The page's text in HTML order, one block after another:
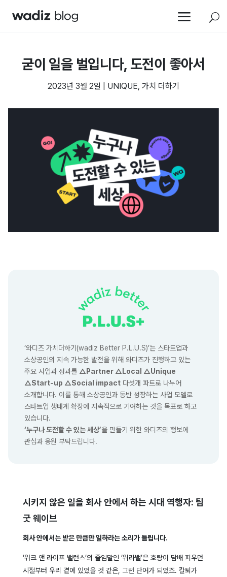
a U
굳이 일을 벌입니다, 도전이 좋아서
2023년 3월 2일 UNIQUE, 가치 더하기
‘와디즈 가치더하기(wadiz Better P.L.U.S)’는 스타트업과
소상공인의 지속 가능한 발전을 위해 와디즈가 진행하고 있는
주요 사업과 성과를 △Partner △Local △Unique
△Start-up △Social impact 다섯개 파트로 나누어
소개합니다. 이를 통해 소상공인과 동반 성장하는 사업 모델로
스타트업 생태계 확장에 지속적으로 기여하는 것을 목표로 하고
있습니다.
‘누구나 도전할 수 있는 세상’을 만들기 위한 와디즈의 행보에
관심과 응원 부탁드립니다.
시키지 않은 일을 회사 안에서 하는 시대 역행자: 팀
굿 웨이브
회사 안에서는 받은 만큼만 일하라는 소리가 들립니다.
‘워크 앤 라이프 밸런스’의 줄임말인 ‘워라밸’은 호랑이 담배 피우던
시절부터 우리 곁에 있었을 것 같은, 그런 단어가 되었죠. 칼퇴가